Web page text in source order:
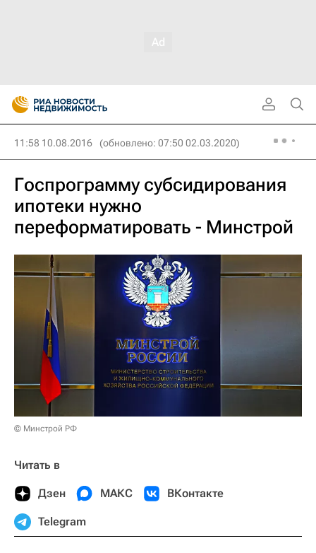
11:58 10.08.2016 (обновлено: 07:50 02.03.2020)
Госпрограмму субсидирования
ипотеки нужно
переформатировать - Минстрой
© Минстрой РФ
Читать в
Дзен МАКС ВКонтакте
Telegram